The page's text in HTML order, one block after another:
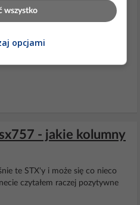
- jakie kolumny
te STX'y i może się co nieco
czytałem raczej pozytywne
wszystko
opcjami